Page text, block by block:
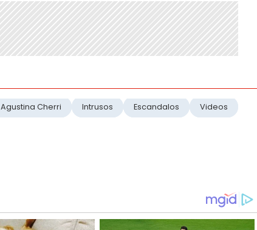
Agustina Cherri Intrusos Escandalos
Videos